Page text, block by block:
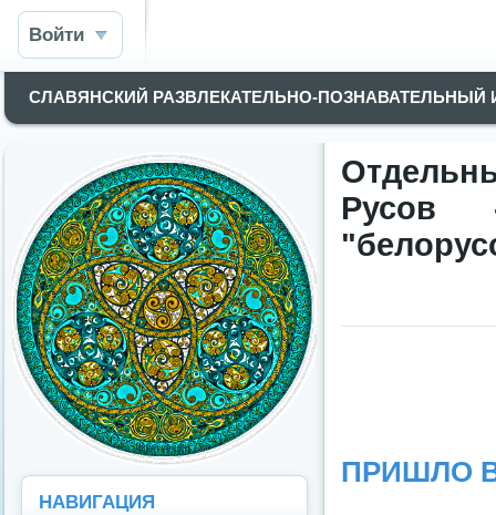
Войти
СЛАВЯНСКИЙ РАЗВЛЕКАТЕЛЬНО-
Русов
ПРИШЛО
НАВИГАЦИЯ